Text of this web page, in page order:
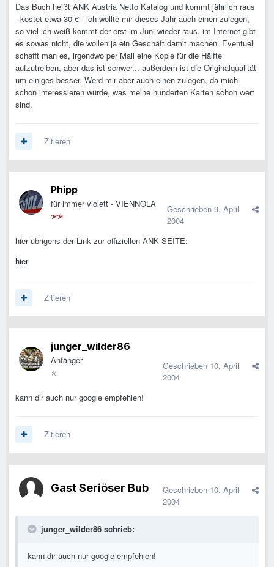
Das Buch heißt ANK Austria Netto Katalog und kommt jährlich raus
- kostet etwa 30 € - ich wollte mir dieses Jahr auch einen zulegen,
so viel ich weiß kommt der erst im Juni wieder raus, im Internet gibt
es sowas nicht, die wollen ja ein Geschäft damit machen. Eventuell
schafft man es, irgendwo per Mail eine Kopie für die Hälfte
aufzutreiben, aber das ist schwer... außerdem ist die Originalqualität
um einiges besser. Werd mir aber auch einen zulegen, da mich
schon interessieren würde, was meine hunderten Karten schon wert
sind.
Zitieren
Phipp
für immer violett - VIENNOLA Geschrieben 9. April
2004
hier übrigens der Link zur offiziellen ANK SEITE:
hier
Zitieren
junger_wilder86
Anfänger Geschrieben 10. April
2004
kann dir auch nur google empfehlen!
Zitieren
Gast Seriöser Bub Geschrieben 10. April
2004
junger_wilder86 schrieb:
kann dir auch nur google empfehlen!